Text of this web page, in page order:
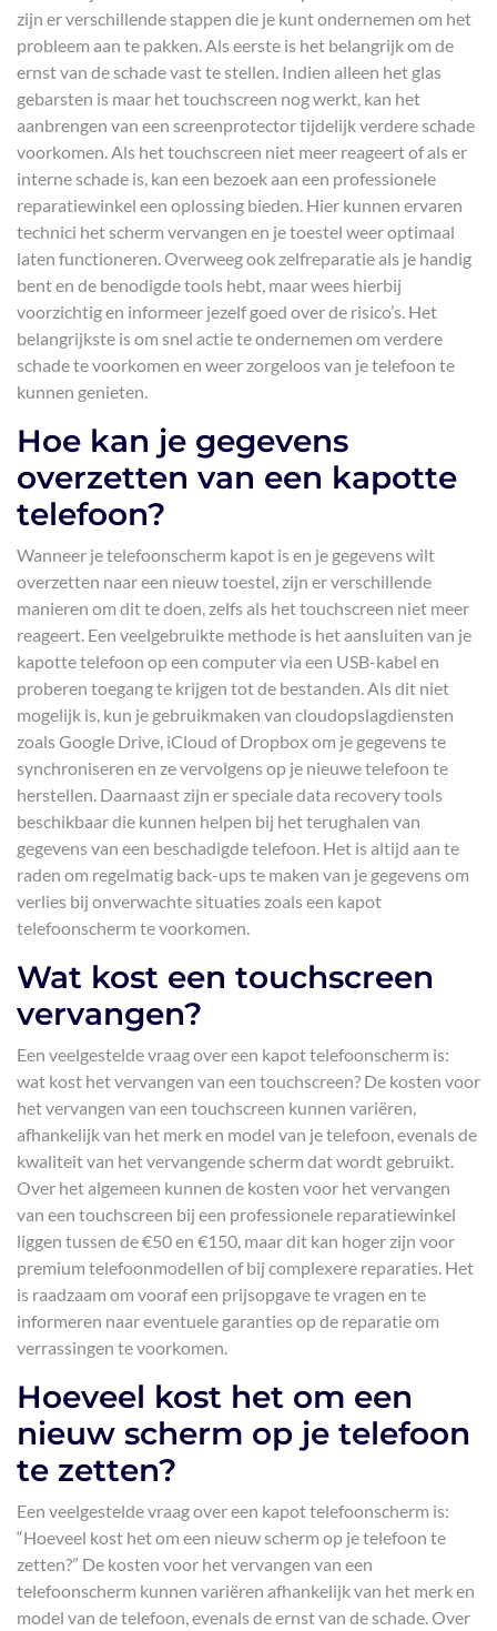
zijn er verschillende stappen die je kunt ondernemen om het
probleem aan te pakken. Als eerste is het belangrijk om de
ernst van de schade vast te stellen. Indien alleen het glas
gebarsten is maar het touchscreen nog werkt, kan het
aanbrengen van een screenprotector tijdelijk verdere schade
voorkomen. Als het touchscreen niet meer reageert of als er
interne schade is, kan een bezoek aan een professionele
reparatiewinkel een oplossing bieden. Hier kunnen ervaren
technici het scherm vervangen en je toestel weer optimaal
laten functioneren. Overweeg ook zelfreparatie als je handig
bent en de benodigde tools hebt, maar wees hierbij
voorzichtig en informeer jezelf goed over de risico’s. Het
belangrijkste is om snel actie te ondernemen om verdere
schade te voorkomen en weer zorgeloos van je telefoon te
kunnen genieten.
Hoe kan je gegevens
overzetten van een kapotte
telefoon?
Wanneer je telefoonscherm kapot is en je gegevens wilt
overzetten naar een nieuw toestel, zijn er verschillende
manieren om dit te doen, zelfs als het touchscreen niet meer
reageert. Een veelgebruikte methode is het aansluiten van je
kapotte telefoon op een computer via een USB-kabel en
proberen toegang te krijgen tot de bestanden. Als dit niet
mogelijk is, kun je gebruikmaken van cloudopslagdiensten
zoals Google Drive, iCloud of Dropbox om je gegevens te
synchroniseren en ze vervolgens op je nieuwe telefoon te
herstellen. Daarnaast zijn er speciale data recovery tools
beschikbaar die kunnen helpen bij het terughalen van
gegevens van een beschadigde telefoon. Het is altijd aan te
raden om regelmatig back-ups te maken van je gegevens om
verlies bij onverwachte situaties zoals een kapot
telefoonscherm te voorkomen.
Wat kost een touchscreen
vervangen?
Een veelgestelde vraag over een kapot telefoonscherm is:
wat kost het vervangen van een touchscreen? De kosten voor
het vervangen van een touchscreen kunnen variëren,
afhankelijk van het merk en model van je telefoon, evenals de
kwaliteit van het vervangende scherm dat wordt gebruikt.
Over het algemeen kunnen de kosten voor het vervangen
van een touchscreen bij een professionele reparatiewinkel
liggen tussen de €50 en €150, maar dit kan hoger zijn voor
premium telefoonmodellen of bij complexere reparaties. Het
is raadzaam om vooraf een prijsopgave te vragen en te
informeren naar eventuele garanties op de reparatie om
verrassingen te voorkomen.
Hoeveel kost het om een
nieuw scherm op je telefoon
te zetten?
Een veelgestelde vraag over een kapot telefoonscherm is:
“Hoeveel kost het om een nieuw scherm op je telefoon te
zetten?” De kosten voor het vervangen van een
telefoonscherm kunnen variëren afhankelijk van het merk en
model van de telefoon, evenals de ernst van de schade. Over